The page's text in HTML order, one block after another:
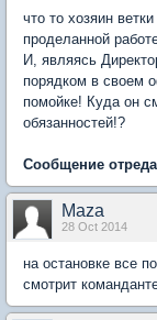
что то хозяин
проделанной
И, являясь
порядком в своем
помойке! Куда он
обязанностей!?
Сообщение
Maza
28 Oct 2014
на остановке все
смотрит